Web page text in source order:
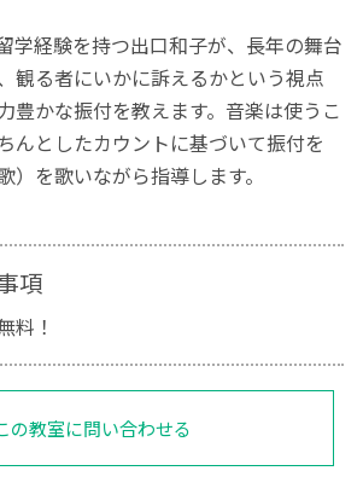
学経験を持つ出口和子が、長年の舞台
観る者にいかに訴えるかという視点
豊かな振付を教えます。音楽は使うこ
んとしたカウントに基づいて振付を
）を歌いながら指導します。
項
料！
の教室に問い合わせる